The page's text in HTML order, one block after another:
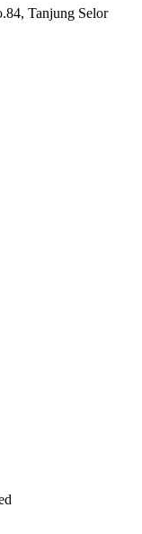
Tanjung Selor